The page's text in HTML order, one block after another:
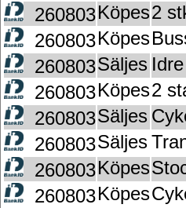
260803Köpes2
260803Köpes
260803Säljes
260803Köpes2
260803Säljes
260803Säljes
260803Köpes
260803Köpes